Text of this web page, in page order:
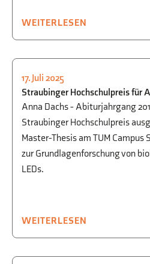
WEITERLESEN
BEGABTENFÖRDERUNG
17. Juli 2025
Straubinger Hochschulpreis für
Anna Dachs - Abiturjahrgang
Straubinger Hochschulpreis
Master-Thesis am TUM
zur Grundlagenforschung von
LEDs.
WEITERLESEN